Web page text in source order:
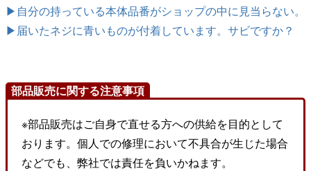
▶自分の持っている本体品番がショップの中に見当らない。
▶届いたネジに青いものが付着しています。サビですか？
部品販売に関する注意事項
※部品販売はご自身で直せる方への供給を目的として
おります。個人での修理において不具合が生じた場合
などでも、弊社では責任を負いかねます。